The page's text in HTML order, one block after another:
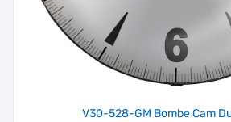
V30-528-GM Bombe Cam